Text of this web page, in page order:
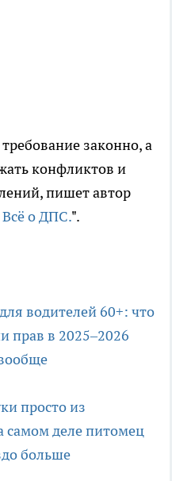
законно, а
конфликтов и
пишет автор
о ДПС.".
водителей 60+: что
прав в 2025–2026
просто из
самом деле питомец
больше